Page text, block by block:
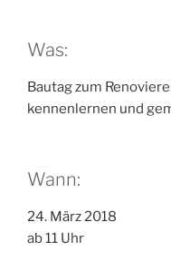
Was:
Bautag zum
kennenlernen und
Wann:
24. März 2018
ab 11 Uhr